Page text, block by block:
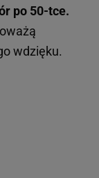
po 50-tce.
wdzięku.